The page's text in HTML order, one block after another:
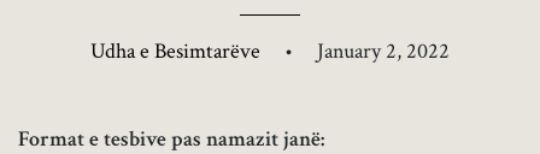
Udha e Besimtarëve • January 2, 2022
Format e tesbive pas namazit janë: